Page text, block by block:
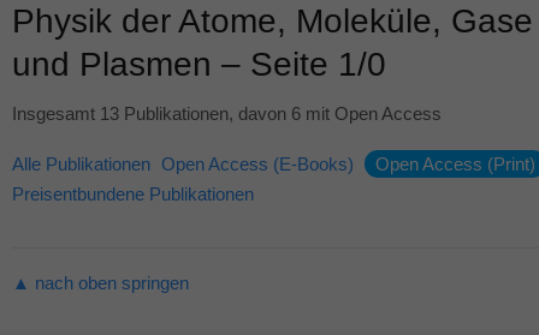
Physik der Atome, Moleküle, Gase
und Plasmen – Seite 1/0
Insgesamt 13 Publikationen, davon 6 mit Open Access
Alle Publikationen Open Access (E-Books)
Open Access (Print)
Preisentbundene Publikationen
▲ nach oben springen